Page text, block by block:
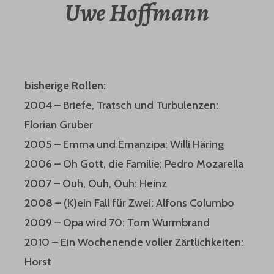
Uwe Hoffmann
bisherige Rollen:
2004 – Briefe, Tratsch und Turbulenzen:
Florian Gruber
2005 – Emma und Emanzipa: Willi Häring
2006 – Oh Gott, die Familie: Pedro Mozarella
2007 – Ouh, Ouh, Ouh: Heinz
2008 – (K)ein Fall für Zwei: Alfons Columbo
2009 – Opa wird 70: Tom Wurmbrand
2010 – Ein Wochenende voller Zärtlichkeiten:
Horst